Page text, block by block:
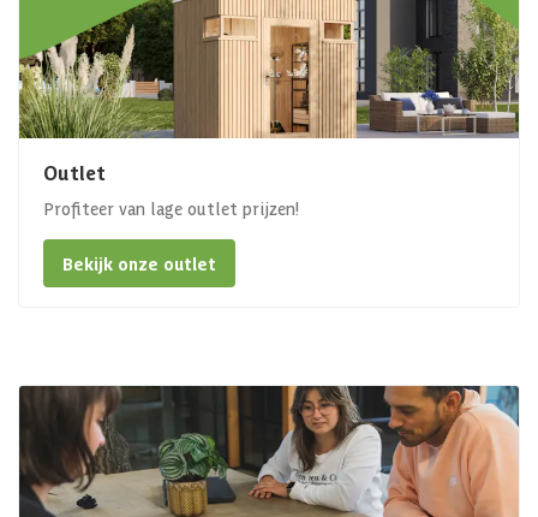
Outlet
Profiteer van lage outlet prijzen!
Bekijk onze outlet